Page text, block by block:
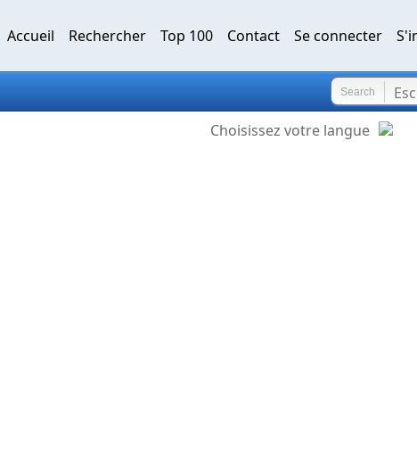
Accueil Rechercher Top 100 Contact Se connecter
Search
Choisissez votre langue